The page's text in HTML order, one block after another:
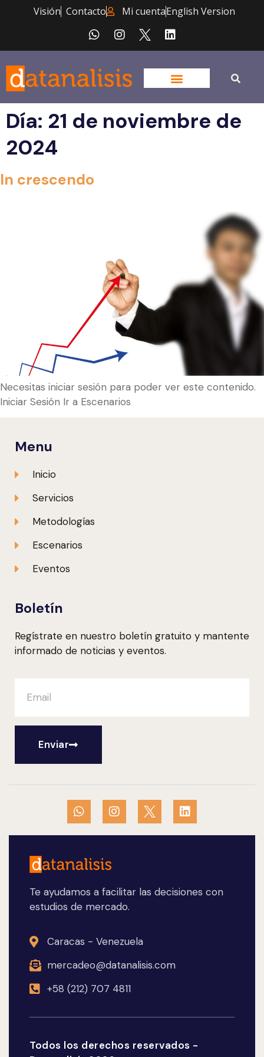
Visión Contacto Mi cuentaEnglish Version
Día: 21 de noviembre de
2024
In crescendo
Necesitas iniciar sesión para poder ver este contenido.
Iniciar Sesión Ir a Escenarios
Te ayudamos a facilitar las decisiones con
estudios de mercado.
Caracas - Venezuela
mercadeo@datanalisis.com
+58 (212) 707 4811
Todos los derechos reservados -
Menu
Inicio
Servicios
Metodologías
Escenarios
Eventos
Boletín
Regístrate en nuestro boletín gratuito y mantente
informado de noticias y eventos.
Enviar